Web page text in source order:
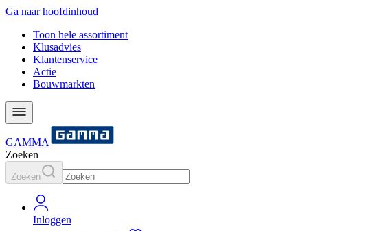
Ga naar hoofdinhoud
Toon hele assortiment
Klusadvies
Klantenservice
Actie
Bouwmarkten
GAMMA
Zoeken
Zoeken
Inloggen